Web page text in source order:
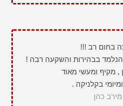
בחום רב !!!
בבהירות והשקעה רבה !
, מקיף ומעשי מאוד
בקלניקה .
כהן